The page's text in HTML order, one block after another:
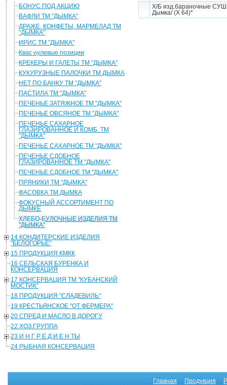
БОНУС ПОД АКЦИЮ
ВАФЛИ ТМ "ДЫМКА"
ДРАЖЕ, КОНФЕТЫ, МАРМЕЛАД ТМ
"ДЫМКА"
ИРИС ТМ "ДЫМКА"
Квас нулевые позиции
КРЕКЕРЫ И ГАЛЕТЫ ТМ "ДЫМКА"
КУКУРУЗНЫЕ ПАЛОЧКИ ТМ ДЫМКА
НЕТ ПО БАНКУ ТМ "ДЫМКА"
ПАСТИЛА ТМ "ДЫМКА"
ПЕЧЕНЬЕ ЗАТЯЖНОЕ ТМ "ДЫМКА"
ПЕЧЕНЬЕ ОВСЯНОЕ ТМ "ДЫМКА"
ПЕЧЕНЬЕ САХАРНОЕ
ГЛАЗИРОВАННОЕ И КОМБ. ТМ
"ДЫМКА"
ПЕЧЕНЬЕ САХАРНОЕ ТМ "ДЫМКА"
ПЕЧЕНЬЕ СДОБНОЕ
ГЛАЗИРОВАННОЕ ТМ "ДЫМКА"
ПЕЧЕНЬЕ СДОБНОЕ ТМ "ДЫМКА"
ПРЯНИКИ ТМ "ДЫМКА"
ФАСОВКА ТМ ДЫМКА
ФОКУСНЫЙ АССОРТИМЕНТ ПО
ДЫМКЕ
ХЛЕБО-БУЛОЧНЫЕ ИЗДЕЛИЯ ТМ
"ДЫМКА"
14 КОНДИТЕРСКИЕ ИЗДЕЛИЯ
"БЕЛОГОРЬЕ"
15 ПРОДУКЦИЯ КМКК
16 СЕЛЬСКАЯ БУРЕНКА И
КОНСЕРВАЦИЯ
17 КОНСЕРВАЦИЯ ТМ "КУБАНСКИЙ
МОСТИК"
18 ПРОДУКЦИЯ "СЛАДЕВИЛЬ"
19 КРЕСТЬЯНСКОЕ "ОТ ФЕРМЕРА"
20 СПРЕД И МАСЛО В ДОРОГУ
22 ХОЗ.ГРУППА
23 И Н Г Р Е Д И Е Н ТЫ
24 РЫБНАЯ КОНСЕРВАЦИЯ
Х/Б изд.бараночные
Дымка/ (Х 64)*
Главная Продукция